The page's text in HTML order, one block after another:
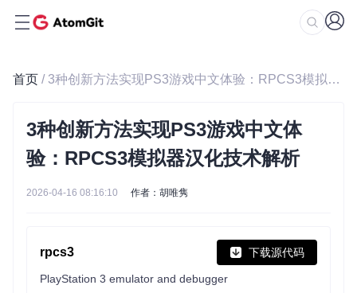
首页 / 3种创新方法实现PS3游戏中文体验：RPCS3模拟器汉化技术解析
3种创新方法实现PS3游戏中文体
验：RPCS3模拟器汉化技术解析
2026-04-16 08:16:10 作者：胡唯隽
rpcs3 下载源代码
PlayStation 3 emulator and debugger